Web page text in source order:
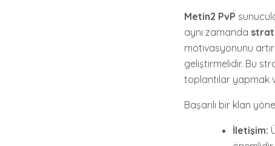
Metin2 PvP
aynı zamanda
motivasyonunu
geliştirmelidir. Bu
toplantılar yapmak
Başarılı bir klan
İletişim: